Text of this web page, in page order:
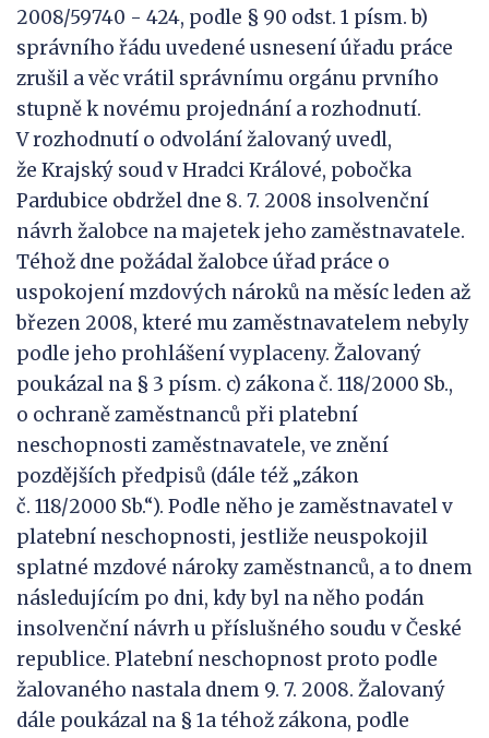
2008/59740 - 424, podle § 90 odst. 1 písm. b)
správního řádu uvedené usnesení úřadu práce
zrušil a věc vrátil správnímu orgánu prvního
stupně k novému projednání a rozhodnutí.
V rozhodnutí o odvolání žalovaný uvedl,
že Krajský soud v Hradci Králové, pobočka
Pardubice obdržel dne 8. 7. 2008 insolvenční
návrh žalobce na majetek jeho zaměstnavatele.
Téhož dne požádal žalobce úřad práce o
uspokojení mzdových nároků na měsíc leden až
březen 2008, které mu zaměstnavatelem nebyly
podle jeho prohlášení vyplaceny. Žalovaný
poukázal na § 3 písm. c) zákona č. 118/2000 Sb.,
o ochraně zaměstnanců při platební
neschopnosti zaměstnavatele, ve znění
pozdějších předpisů (dále též „zákon
č. 118/2000 Sb.“). Podle něho je zaměstnavatel v
platební neschopnosti, jestliže neuspokojil
splatné mzdové nároky zaměstnanců, a to dnem
následujícím po dni, kdy byl na něho podán
insolvenční návrh u příslušného soudu v České
republice. Platební neschopnost proto podle
žalovaného nastala dnem 9. 7. 2008. Žalovaný
dále poukázal na § 1a téhož zákona, podle